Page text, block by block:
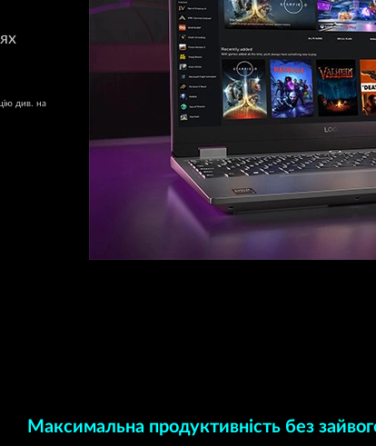
див. на
Максимальна продуктивність без